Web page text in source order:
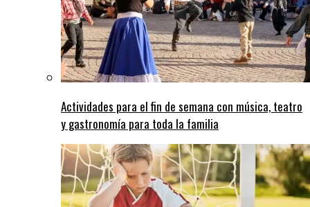
Actividades para el fin de semana con música, teatro
y gastronomía para toda la familia